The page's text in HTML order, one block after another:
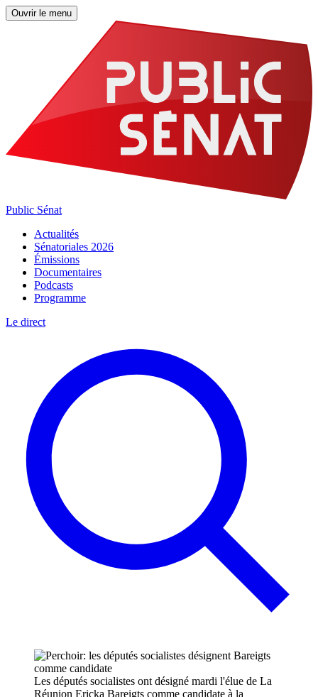
Ouvrir le menu
Public Sénat
Actualités
Sénatoriales 2026
Émissions
Documentaires
Podcasts
Programme
Le direct
Les députés socialistes ont désigné mardi l'élue de La
Réunion Ericka Bareigts comme candidate à la